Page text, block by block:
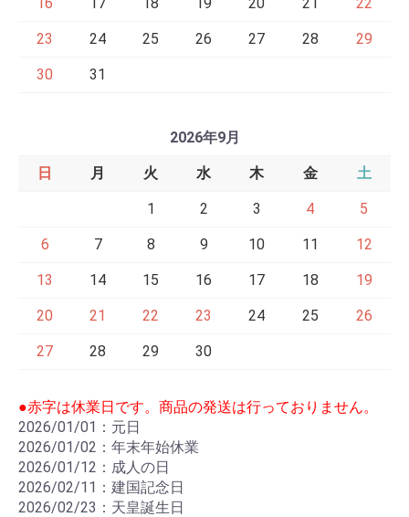
23 24 25 26 27 28 29
30 31
2026年9月
日 月 火 水 木 金 土
1 2 3 4 5
6 7 8 9 10 11 12
13 14 15 16 17 18 19
20 21 22 23 24 25 26
27 28 29 30
●赤字は休業日です。商品の発送は行っておりません。
2026/01/01：元日
2026/01/02：年末年始休業
2026/01/12：成人の日
2026/02/11：建国記念日
2026/02/23：天皇誕生日